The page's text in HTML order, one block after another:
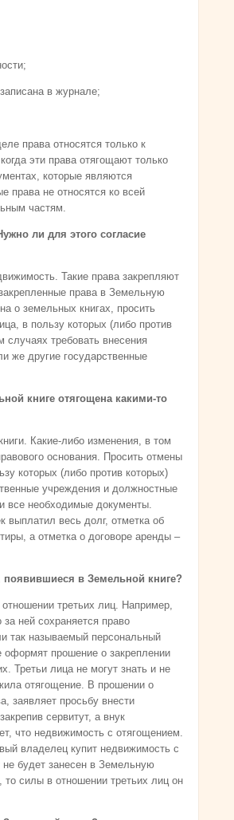
в журнале;
права относятся только к
эти права отягощают только
которые являются
права не относятся ко всей
частям.
ли для этого согласие
Такие права закрепляют
права в Земельную
о земельных книгах, просить
в пользу которых (либо против
случаях требовать внесения
же другие государственные
книге отягощена какими-то
Какие-либо изменения, в том
основания. Просить отмены
которых (либо против которых)
учреждения и должностные
все необходимые документы.
выплатил весь долг, отметка об
а отметка о договоре аренды –
появившиеся в Земельной книге?
третьих лиц. Например,
ней сохраняется право
так называемый персональный
оформят прошение о закреплении
Третьи лица не могут знать и не
отягощение. В прошении о
заявляет просьбу внести
сервитут, а внук
что недвижимость с отягощением.
владелец купит недвижимость с
будет занесен в Земельную
то силы в отношении третьих лиц он